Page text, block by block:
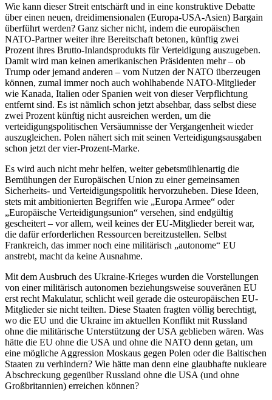
Wie kann dieser Streit entschärft und in eine konstruktive Debatte
über einen neuen, dreidimensionalen (Europa-USA-Asien) Bargain
überführt werden? Ganz sicher nicht, indem die europäischen
NATO-Partner weiter ihre Bereitschaft betonen, künftig zwei
Prozent ihres Brutto-Inlandsprodukts für Verteidigung auszugeben.
Damit wird man keinen amerikanischen Präsidenten mehr – ob
Trump oder jemand anderen – vom Nutzen der NATO überzeugen
können, zumal immer noch auch wohlhabende NATO-Mitglieder
wie Kanada, Italien oder Spanien weit von dieser Verpflichtung
entfernt sind. Es ist nämlich schon jetzt absehbar, dass selbst diese
zwei Prozent künftig nicht ausreichen werden, um die
verteidigungspolitischen Versäumnisse der Vergangenheit wieder
auszugleichen. Polen nähert sich mit seinen Verteidigungsausgaben
schon jetzt der vier-Prozent-Marke.
Es wird auch nicht mehr helfen, weiter gebetsmühlenartig die
Bemühungen der Europäischen Union zu einer gemeinsamen
Sicherheits- und Verteidigungspolitik hervorzuheben. Diese Ideen,
stets mit ambitionierten Begriffen wie „Europa Armee“ oder
„Europäische Verteidigungsunion“ versehen, sind endgültig
gescheitert – vor allem, weil keines der EU-Mitglieder bereit war,
die dafür erforderlichen Ressourcen bereitzustellen. Selbst
Frankreich, das immer noch eine militärisch „autonome“ EU
anstrebt, macht da keine Ausnahme.
Mit dem Ausbruch des Ukraine-Krieges wurden die Vorstellungen
von einer militärisch autonomen beziehungsweise souveränen EU
erst recht Makulatur, schlicht weil gerade die osteuropäischen EU-
Mitglieder sie nicht teilten. Diese Staaten fragten völlig berechtigt,
wo die EU und die Ukraine im aktuellen Konflikt mit Russland
ohne die militärische Unterstützung der USA geblieben wären. Was
hätte die EU ohne die USA und ohne die NATO denn getan, um
eine mögliche Aggression Moskaus gegen Polen oder die Baltischen
Staaten zu verhindern? Wie hätte man denn eine glaubhafte nukleare
Abschreckung gegenüber Russland ohne die USA (und ohne
Großbritannien) erreichen können?